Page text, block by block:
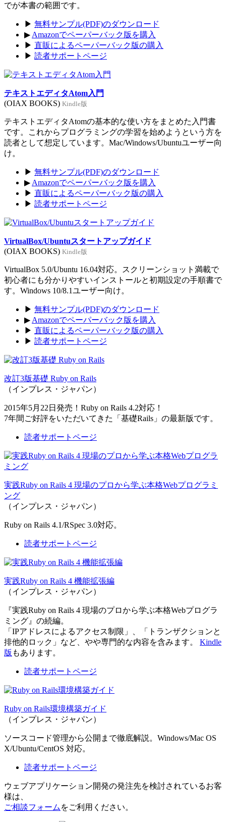
でが本書の範囲です。
▶ 無料サンプル(PDF)のダウンロード
▶ Amazonでペーパーバック版を購入
▶ 直販によるペーパーバック版の購入
▶ 読者サポートページ
テキストエディタAtom入門
(OIAX BOOKS) Kindle版
テキストエディタAtomの基本的な使い方をまとめた入門書
です。これからプログラミングの学習を始めようという方を
読者として想定しています。Mac/Windows/Ubuntuユーザー向
け。
▶ 無料サンプル(PDF)のダウンロード
▶ Amazonでペーパーバック版を購入
▶ 直販によるペーパーバック版の購入
▶ 読者サポートページ
VirtualBox/Ubuntuスタートアップガイド
(OIAX BOOKS) Kindle版
VirtualBox 5.0/Ubuntu 16.04対応。スクリーンショット満載で
初心者にも分かりやすいインストールと初期設定の手順書で
す。Windows 10/8.1ユーザー向け。
▶ 無料サンプル(PDF)のダウンロード
▶ Amazonでペーパーバック版を購入
▶ 直販によるペーパーバック版の購入
▶ 読者サポートページ
改訂3版基礎 Ruby on Rails
（インプレス・ジャパン）
2015年5月22日発売！Ruby on Rails 4.2対応！
7年間ご好評をいただいてきた「基礎Rails」の最新版です。
読者サポートページ
実践Ruby on Rails 4 現場のプロから学ぶ本格Webプログラミ
ング
（インプレス・ジャパン）
Ruby on Rails 4.1/RSpec 3.0対応。
読者サポートページ
実践Ruby on Rails 4 機能拡張編
（インプレス・ジャパン）
『実践Ruby on Rails 4 現場のプロから学ぶ本格Webプログラ
ミング』の続編。
「IPアドレスによるアクセス制限」、「トランザクションと
排他的ロック」など、やや専門的な内容を含みます。 Kindle
版 もあります。
読者サポートページ
Ruby on Rails環境構築ガイド
（インプレス・ジャパン）
ソースコード管理から公開まで徹底解説。Windows/Mac OS
X/Ubuntu/CentOS 対応。
読者サポートページ
ウェブアプリケーション開発の発注先を検討されているお客
様は、
ご相談フォーム をご利用ください。